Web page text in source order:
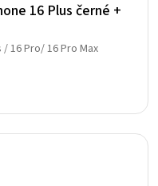
16 Plus černé +
16 Pro/ 16 Pro Max